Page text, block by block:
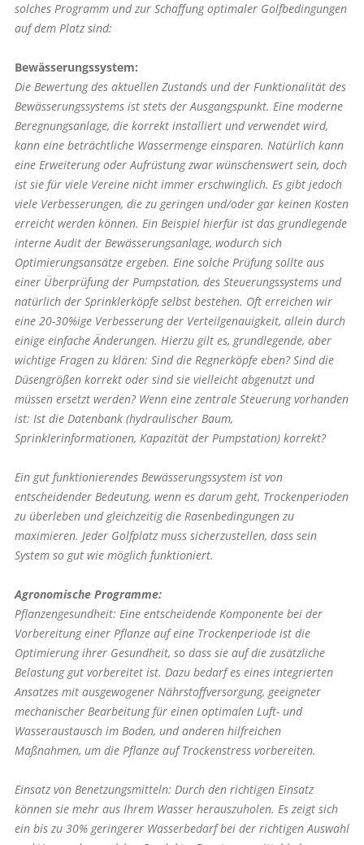
solches Programm und zur Schaffung optimaler Golfbedingungen
auf dem Platz sind:
Bewässerungssystem:
Die Bewertung des aktuellen Zustands und der Funktionalität des
Bewässerungssystems ist stets der Ausgangspunkt. Eine moderne
Beregnungsanlage, die korrekt installiert und verwendet wird,
kann eine beträchtliche Wassermenge einsparen. Natürlich kann
eine Erweiterung oder Aufrüstung zwar wünschenswert sein, doch
ist sie für viele Vereine nicht immer erschwinglich. Es gibt jedoch
viele Verbesserungen, die zu geringen und/oder gar keinen Kosten
erreicht werden können. Ein Beispiel hierfür ist das grundlegende
interne Audit der Bewässerungsanlage, wodurch sich
Optimierungsansätze ergeben. Eine solche Prüfung sollte aus
einer Überprüfung der Pumpstation, des Steuerungssystems und
natürlich der Sprinklerköpfe selbst bestehen. Oft erreichen wir
eine 20-30%ige Verbesserung der Verteilgenauigkeit, allein durch
einige einfache Änderungen. Hierzu gilt es, grundlegende, aber
wichtige Fragen zu klären: Sind die Regnerköpfe eben? Sind die
Düsengrößen korrekt oder sind sie vielleicht abgenutzt und
müssen ersetzt werden? Wenn eine zentrale Steuerung vorhanden
ist: Ist die Datenbank (hydraulischer Baum,
Sprinklerinformationen, Kapazität der Pumpstation) korrekt?
Ein gut funktionierendes Bewässerungssystem ist von
entscheidender Bedeutung, wenn es darum geht, Trockenperioden
zu überleben und gleichzeitig die Rasenbedingungen zu
maximieren. Jeder Golfplatz muss sicherzustellen, dass sein
System so gut wie möglich funktioniert.
Agronomische Programme:
Pflanzengesundheit: Eine entscheidende Komponente bei der
Vorbereitung einer Pflanze auf eine Trockenperiode ist die
Optimierung ihrer Gesundheit, so dass sie auf die zusätzliche
Belastung gut vorbereitet ist. Dazu bedarf es eines integrierten
Ansatzes mit ausgewogener Nährstoffversorgung, geeigneter
mechanischer Bearbeitung für einen optimalen Luft- und
Wasseraustausch im Boden, und anderen hilfreichen
Maßnahmen, um die Pflanze auf Trockenstress vorbereiten.
Einsatz von Benetzungsmitteln: Durch den richtigen Einsatz
können sie mehr aus Ihrem Wasser herauszuholen. Es zeigt sich
ein bis zu 30% geringerer Wasserbedarf bei der richtigen Auswahl